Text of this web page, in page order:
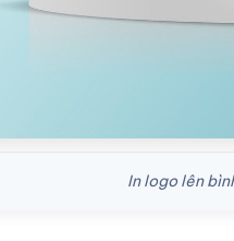
In logo lên